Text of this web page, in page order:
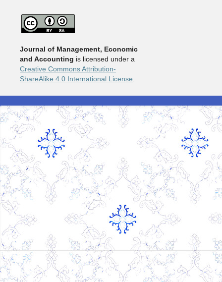
Journal of Management, Economic
and Accounting is licensed under a
Creative Commons Attribution-
ShareAlike 4.0 International License